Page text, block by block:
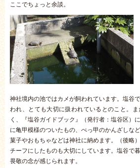
ここでちょっと余談。
神社境内の池ではカメが飼われています。塩谷
われ、とても大切に扱われているとのこと。
く、『塩谷ガイドブック』（発行者：塩谷区）
に亀甲模様のついたもの、べっ甲のかんざしな
菓子やおもちゃなどは神社に納めます。（後略
チーフにしたものも大切にしています。塩谷で
畏敬の念が感じられます。